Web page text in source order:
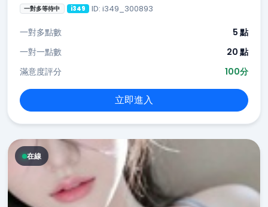
一對多等待中 i349 ID: i349_300893
一對多點數
5 點
一對一點數
20 點
滿意度評分
100分
立即進入
在線